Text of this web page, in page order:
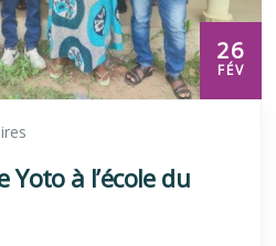
26
FÉV
Yoto à l’école du